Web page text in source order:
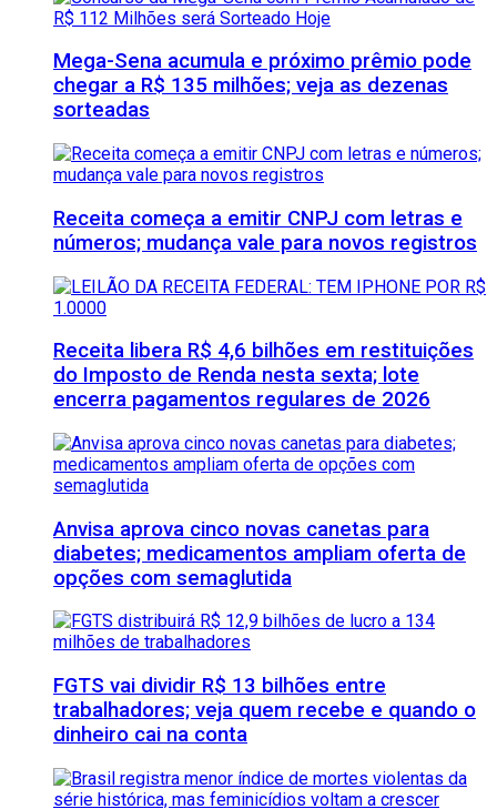
Mega-Sena acumula e próximo prêmio pode
chegar a R$ 135 milhões; veja as dezenas
sorteadas
Receita começa a emitir CNPJ com letras e
números; mudança vale para novos registros
Receita libera R$ 4,6 bilhões em restituições
do Imposto de Renda nesta sexta; lote
encerra pagamentos regulares de 2026
Anvisa aprova cinco novas canetas para
diabetes; medicamentos ampliam oferta de
opções com semaglutida
FGTS vai dividir R$ 13 bilhões entre
trabalhadores; veja quem recebe e quando o
dinheiro cai na conta